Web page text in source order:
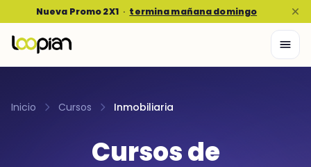
Nueva Promo 2X1 · termina mañana domingo
Inicio Cursos Inmobiliaria
Cursos de